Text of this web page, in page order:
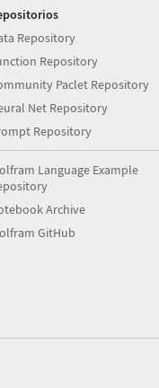
Repository
Repository
Paclet Repository
Net Repository
Repository
Language Example
Archive
GitHub